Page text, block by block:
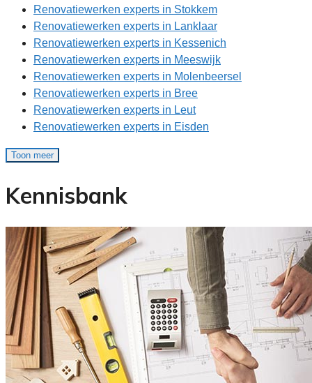
Renovatiewerken experts in Stokkem
Renovatiewerken experts in Lanklaar
Renovatiewerken experts in Kessenich
Renovatiewerken experts in Meeswijk
Renovatiewerken experts in Molenbeersel
Renovatiewerken experts in Bree
Renovatiewerken experts in Leut
Renovatiewerken experts in Eisden
Toon meer
Kennisbank